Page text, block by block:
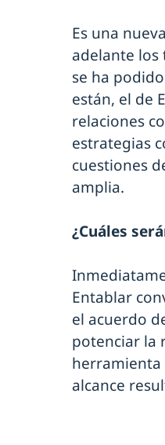
Es una
adelante
se ha
están, el de
relaciones
estrategias
cuestiones
amplia.
¿Cuáles
Entablar
el acuerdo
potenciar la
herramienta
alcance